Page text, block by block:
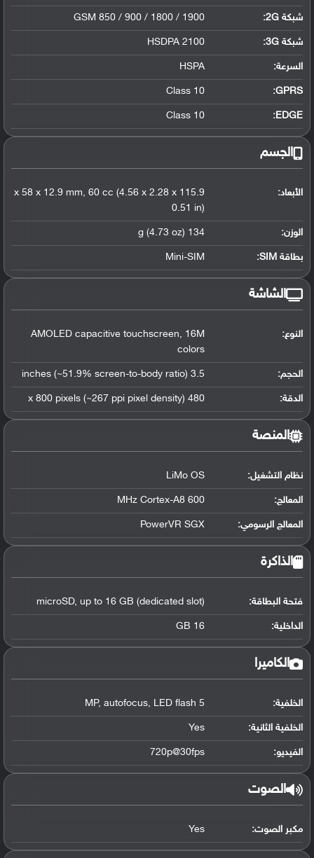
شبكة 2G: GSM 850 / 900 / 1800 / 1900
شبكة 3G :
HSDPA 2100
السرعة: HSPA
GPRS:
Class 10
EDGE:
Class 10
الجسم
الأبعاد:
115.9 x 58 x 12.9 mm, 60 cc (4.56 x 2.28 x
0.51 in)
الوزن: 134 g (4.73 oz)
بطاقة SIM: Mini-SIM
الشاشة
النوع:
AMOLED capacitive touchscreen, 16M
colors
الحجم: 3.5 inches (~51.9% screen-to-body ratio)
الدقة: 480 x 800 pixels (~267 ppi pixel density)
المنصة
نظام التشغيل:
LiMo OS
المعالج:
600 MHz Cortex-A8
المعالج الرسومي:
PowerVR SGX
الذاكرة
فتحة البطاقة: microSD, up to 16 GB (dedicated slot)
الداخلية: 16 GB
الكاميرا
الخلفية: 5 MP, autofocus, LED flash
الخلفية الثانية: Yes
الفيديو: 720p@30fps
الصوت
مكبر الصوت: Yes